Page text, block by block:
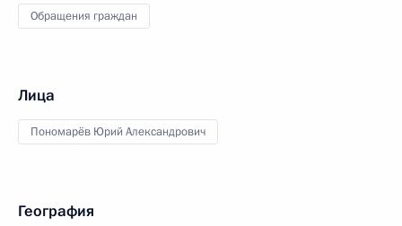
Обращения граждан
Лица
Пономарёв Юрий Александрович
География